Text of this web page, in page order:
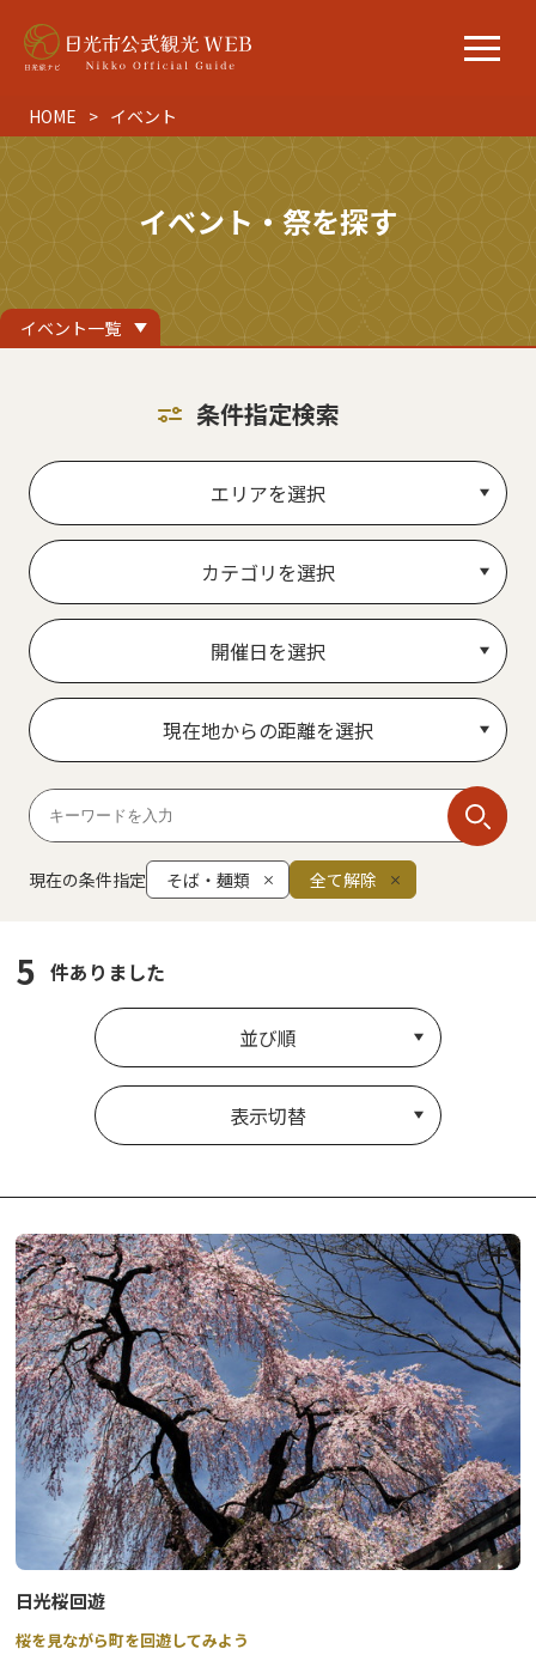
HOME イベント
イベント・祭を探す
イベント一覧
条件指定検索
エリアを選択
カテゴリを選択
開催日を選択
現在地からの距離を選択
現在の条件指定 そば・麺類 全て解除
5 件ありました
並び順
表示切替
日光桜回遊
桜を見ながら町を回遊してみよう